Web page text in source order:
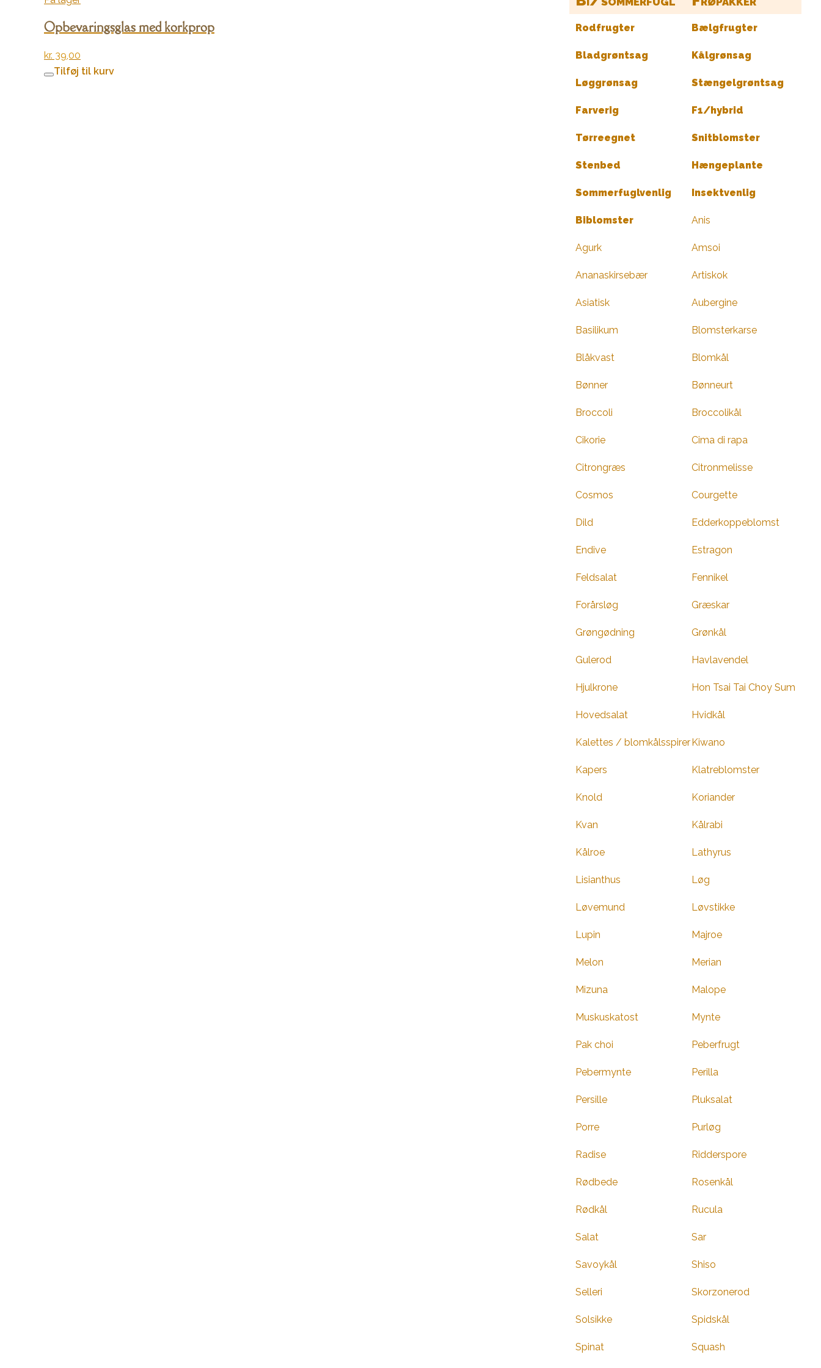
Opbevaringsglas med korkprop
kr. 39,00
Tilføj til kurv
Rodfrugter Bælgfrugter
Bladgrøntsag Kålgrønsag
Løggrønsag Stængelgrøntsag
Farverig F1/hybrid
Tørreegnet Snitblomster
Stenbed Hængeplante
Sommerfuglvenlig Insektvenlig
Biblomster Anis
Agurk Amsoi
Ananaskirsebær Artiskok
Asiatisk Aubergine
Basilikum Blomsterkarse
Blåkvast Blomkål
Bønner Bønneurt
Broccoli Broccolikål
Cikorie Cima di rapa
Citrongræs Citronmelisse
Cosmos Courgette
Dild Edderkoppeblomst
Endive Estragon
Feldsalat Fennikel
Forårsløg Græskar
Grøngødning Grønkål
Gulerod Havlavendel
Hjulkrone Hon Tsai Tai Choy Sum
Hovedsalat Hvidkål
Kalettes / blomkålsspirer Kiwano
Kapers Klatreblomster
Knold Koriander
Kvan Kålrabi
Kålroe Lathyrus
Lisianthus Løg
Løvemund Løvstikke
Lupin Majroe
Melon Merian
Mizuna Malope
Muskuskatost Mynte
Pak choi Peberfrugt
Pebermynte Perilla
Persille Pluksalat
Porre Purløg
Radise Ridderspore
Rødbede Rosenkål
Rødkål Rucula
Salat Sar
Savoykål Shiso
Selleri Skorzonerod
Solsikke Spidskål
Spinat Squash